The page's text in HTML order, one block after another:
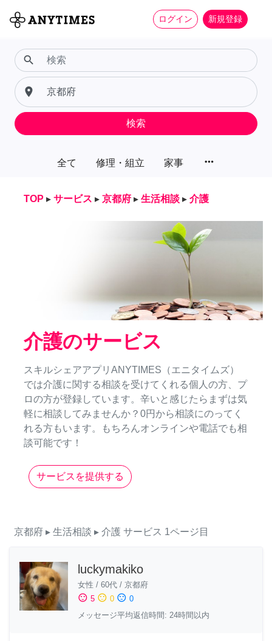
ログイン 新規登録
全て 修理・組立 家事 more_horiz
search
place
検索
TOP ▸ サービス ▸ 京都府 ▸ 生活相談 ▸ 介護
介護のサービス
スキルシェアアプリANYTIMES（エニタイムズ）
では介護に関する相談を受けてくれる個人の方、プ
ロの方が登録しています。辛いと感じたらまずは気
軽に相談してみませんか？0円から相談にのってく
れる方もいます。もちろんオンラインや電話でも相
談可能です！
サービスを提供する
京都府 ▸ 生活相談 ▸ 介護 サービス 1ページ目
luckymakiko
女性 / 60代 / 京都府
sentiment_satisfied 5 sentiment_neutral 0 sentiment_dissatisfied 0
メッセージ平均返信時間: 24時間以内